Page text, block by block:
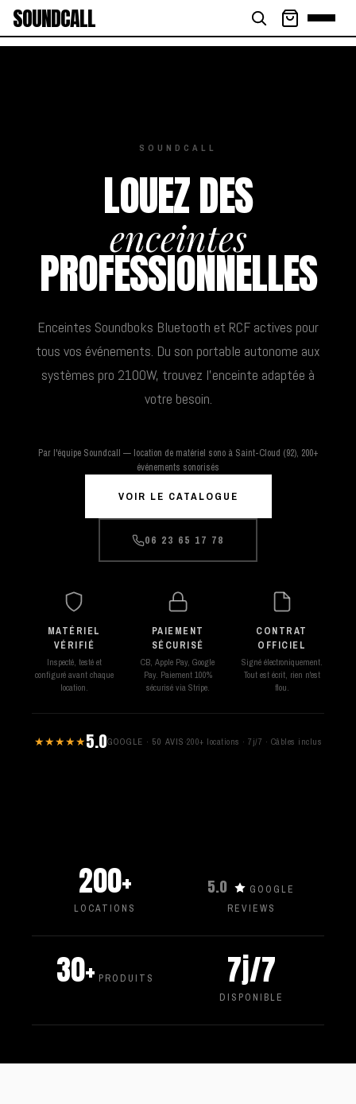
SOUNDCALL
SOUNDCALL
LOUEZ DES
enceintes
PROFESSIONNELLES
Enceintes Soundboks Bluetooth et RCF actives pour
tous vos événements. Du son portable autonome aux
systèmes pro 2100W, trouvez l'enceinte adaptée à
votre besoin.
Par l'équipe Soundcall — location de matériel sono à Saint-Cloud (92), 200+
événements sonorisés
VOIR LE CATALOGUE
06 23 65 17 78
MATÉRIEL
VÉRIFIÉ
Inspecté, testé et
configuré avant chaque
location.
PAIEMENT
SÉCURISÉ
CB, Apple Pay, Google
Pay. Paiement 100%
sécurisé via Stripe.
CONTRAT
OFFICIEL
Signé électroniquement.
Tout est écrit, rien n'est
flou.
★★★★★5.0GOOGLE · 50 AVIS ·200+ locations · 7j/7 · Câbles inclus
200+
LOCATIONS
5.0
GOOGLE
REVIEWS
30+ PRODUITS 7j/7
DISPONIBLE